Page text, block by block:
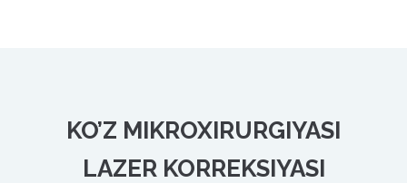
KO’Z MIKROXIRURGIYASI
LAZER KORREKSIYASI